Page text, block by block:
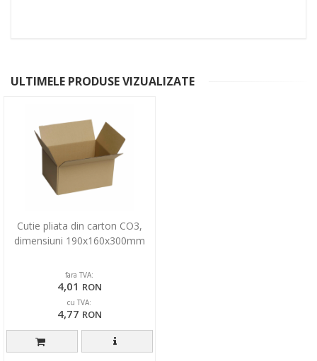
ULTIMELE PRODUSE VIZUALIZATE
Cutie pliata din carton CO3,
dimensiuni 190x160x300mm
fara TVA:
4,01 RON
cu TVA:
4,77 RON